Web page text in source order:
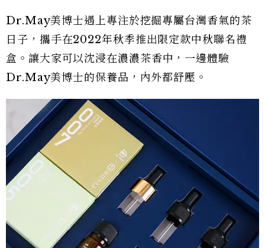
Dr.May美博士遇上專注於挖掘專屬台灣香氣的茶
日子，攜手在2022年秋季推出限定款中秋聯名禮
盒。讓大家可以沈浸在濃濃茶香中，一邊體驗
Dr.May美博士的保養品，內外都舒壓。